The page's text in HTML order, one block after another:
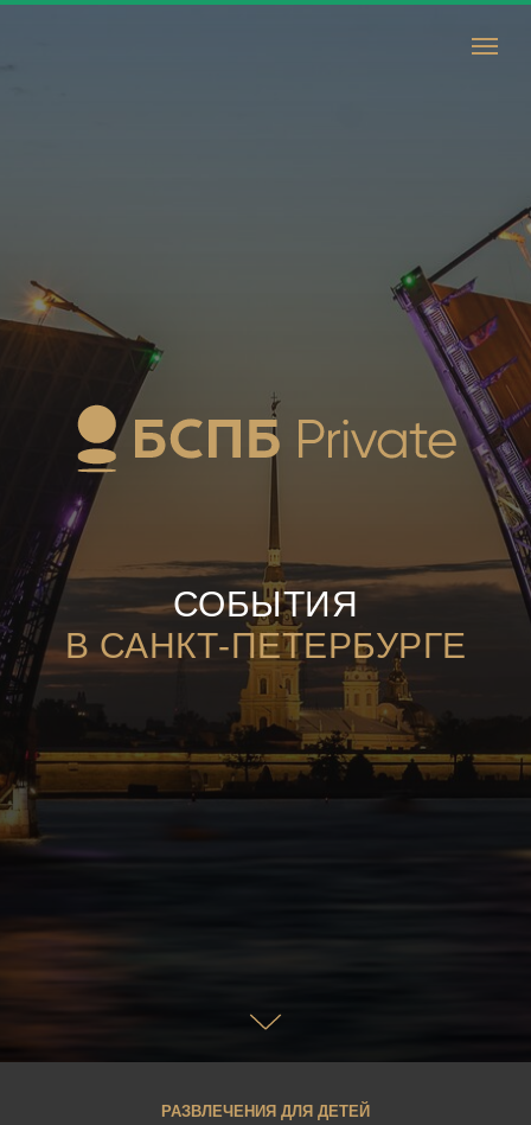
СОБЫТИЯ
В САНКТ-ПЕТЕРБУРГЕ
РАЗВЛЕЧЕНИЯ ДЛЯ ДЕТЕЙ